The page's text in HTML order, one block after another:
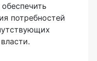
потребностей